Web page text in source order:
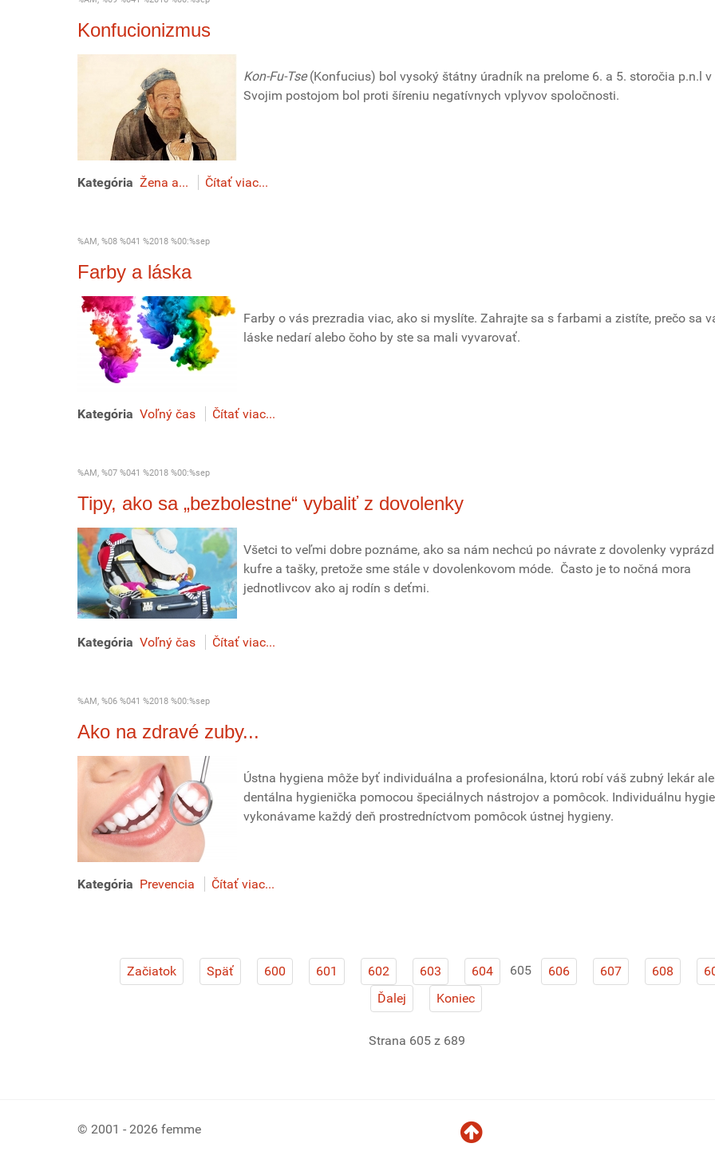
Konfucionizmus
Kon-Fu-Tse(Konfucius) bol vysoký štátny úradník na prelome 6. a 5. storočia p.n.l v
Svojim postojom bol proti šíreniu negatívnych vplyvov spoločnosti.
Kategória Žena a... Čítať viac...
%AM, %08 %041 %2018 %00:%sep
Farby a láska
Farby o vás prezradia viac, ako si myslíte. Zahrajte sa s farbami a zistíte, prečo sa
láske nedarí alebo čoho by ste sa mali vyvarovať.
Kategória Voľný čas Čítať viac...
%AM, %07 %041 %2018 %00:%sep
Tipy, ako sa „bezbolestne“ vybaliť z dovolenky
Všetci to veľmi dobre poznáme, ako sa nám nechcú po návrate z dovolenky
kufre a tašky, pretože sme stále v dovolenkovom móde. Často je to nočná mora
jednotlivcov ako aj rodín s deťmi.
Kategória Voľný čas Čítať viac...
%AM, %06 %041 %2018 %00:%sep
Ako na zdravé zuby...
Ústna hygiena môže byť individuálna a profesionálna, ktorú robí váš zubný lekár
dentálna hygienička pomocou špeciálnych nástrojov a pomôcok. Individuálnu
vykonávame každý deň prostredníctvom pomôcok ústnej hygieny.
Kategória Prevencia Čítať viac...
Začiatok Späť 600 601 602 603 604 605 606 607 608
Ďalej
Koniec
Strana 605 z 689
© 2001 - 2026 femme